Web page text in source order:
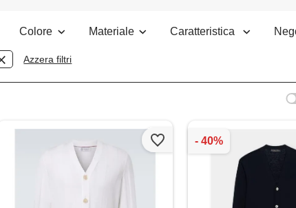
Colore Materiale Caratteristica
Azzera filtri